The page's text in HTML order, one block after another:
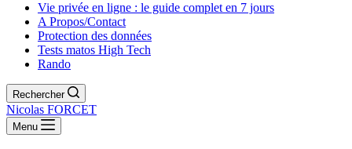
Vie privée en ligne : le guide complet en 7 jours
A Propos/Contact
Protection des données
Tests matos High Tech
Rando
Rechercher
Nicolas FORCET
Menu